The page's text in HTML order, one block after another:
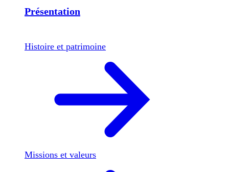
Présentation
Histoire et patrimoine
Missions et valeurs